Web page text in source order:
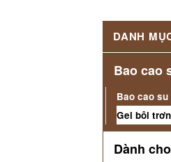
DANH
Bao cao
Bao cao su
Gel bôi trơn
Dành